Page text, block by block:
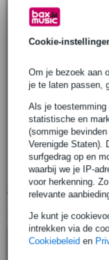
Cookie-
Om je bezoek aan
je te laten passen,
Als je toestemming
statistische en
(sommige
Verenigde Staten).
surfgedrag op en
waarbij we je IP-
voor herkenning.
relevante
Je kunt je
intrekken via de
Cookiebeleid en
model: FX370C
kleur: Tobacco
bovenblad:
zij- en achterkant:
verbinding:
materiaal: tropisch
afwerking: mat
Bekijk alle
Bekijk ook eens (4)